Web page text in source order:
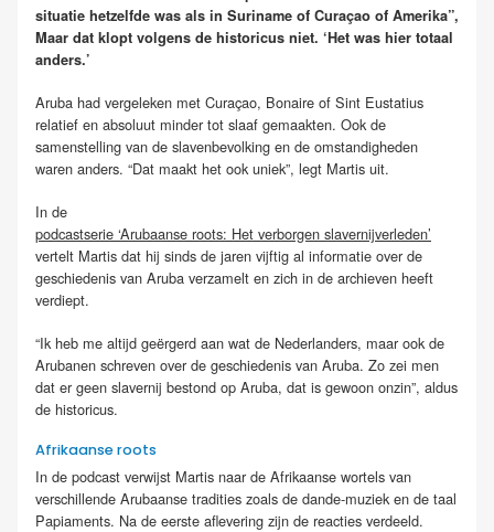
situatie hetzelfde was als in Suriname of Curaçao of Amerika”,
Maar dat klopt volgens de historicus niet. ‘Het was hier totaal
anders.’
Aruba had vergeleken met Curaçao, Bonaire of Sint Eustatius
relatief en absoluut minder tot slaaf gemaakten. Ook de
samenstelling van de slavenbevolking en de omstandigheden
waren anders. “Dat maakt het ook uniek”, legt Martis uit.
In de
podcastserie ‘Arubaanse roots: Het verborgen slavernijverleden’
vertelt Martis dat hij sinds de jaren vijftig al informatie over de
geschiedenis van Aruba verzamelt en zich in de archieven heeft
verdiept.
“Ik heb me altijd geërgerd aan wat de Nederlanders, maar ook de
Arubanen schreven over de geschiedenis van Aruba. Zo zei men
dat er geen slavernij bestond op Aruba, dat is gewoon onzin”, aldus
de historicus.
Afrikaanse roots
In de podcast verwijst Martis naar de Afrikaanse wortels van
verschillende Arubaanse tradities zoals de dande-muziek en de taal
Papiaments. Na de eerste aflevering zijn de reacties verdeeld.